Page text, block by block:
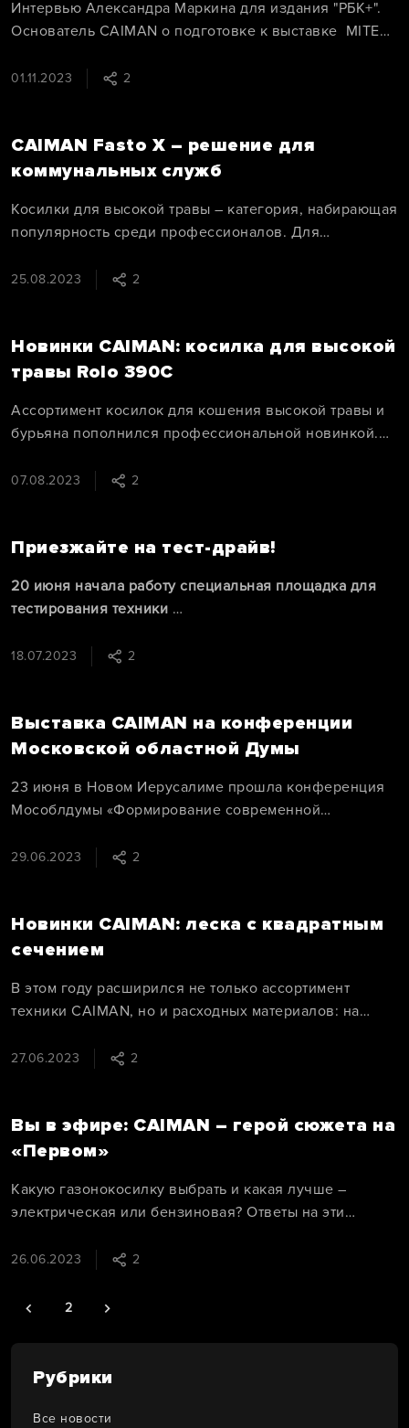
Интервью Александра Маркина для издания "РБК+".
Основатель CAIMAN о подготовке к выставке MITEX
01.11.2023 2
CAIMAN Fasto X – решение для
коммунальных служб
Косилки для высокой травы – категория, набирающая
популярность среди профессионалов. Для
поддерживают аккуратный внешний вид дворов,
25.08.2023 2
Новинки CAIMAN: косилка для высокой
травы Rolo 390C
Ассортимент косилок для кошения высокой травы и
бурьяна пополнился профессиональной новинкой.
CAIMAN Rolo 390C - мощная машина для кошения
ЖКХ, фермеров и т. д.
07.08.2023 2
Приезжайте на тест-драйв!
20 июня начала работу специальная площадка для
тестирования техники
Любой человек может приехать во флагманский
18.07.2023 2
Выставка CAIMAN на конференции
Московской областной Думы
23 июня в Новом Иерусалиме прошла конференция
Мособлдумы «Формирование современной
бренд CAIMAN представил профессиональную
29.06.2023 2
Новинки CAIMAN: леска с квадратным
сечением
В этом году расширился не только ассортимент
техники CAIMAN, но и расходных материалов: на
квадратным сечением.
27.06.2023 2
Вы в эфире: CAIMAN – герой сюжета на
«Первом»
Какую газонокосилку выбрать и какая лучше –
электрическая или бензиновая? Ответы на эти
сюжета.
26.06.2023 2
2
Рубрики
Все новости